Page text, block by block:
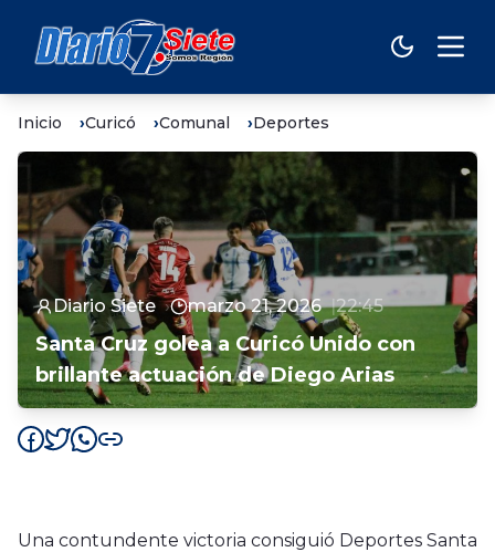
Inicio Curicó Comunal Deportes
Diario Siete marzo 21, 2026 22:45
Santa Cruz golea a Curicó Unido con
brillante actuación de Diego Arias
Una contundente victoria consiguió Deportes Santa